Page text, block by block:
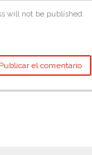
will not be published.